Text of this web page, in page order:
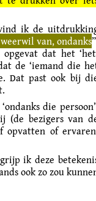
ik de
van, ondanks
dat het
de ‘iemand die
Dat past ook bij
die
(de bezigers van
opvatten of
ik deze
ook zo zou